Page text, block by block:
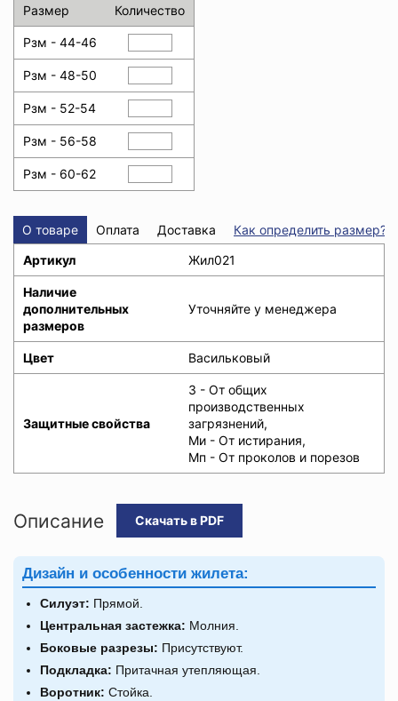
Размер Количество
Рзм - 44-46
Рзм - 48-50
Рзм - 52-54
Рзм - 56-58
Рзм - 60-62
О товаре Оплата Доставка
Как определить размер?
Артикул
Жил021
Наличие
дополнительных
размеров
Уточняйте у менеджера
Цвет Васильковый
Защитные свойства
З - От общих
производственных
загрязнений,
Ми - От истирания,
Мп - От проколов и порезов
Описание Скачать в PDF
Дизайн и особенности жилета:
Силуэт: Прямой.
Центральная застежка: Молния.
Боковые разрезы: Присутствуют.
Подкладка: Притачная утепляющая.
Воротник: Стойка.